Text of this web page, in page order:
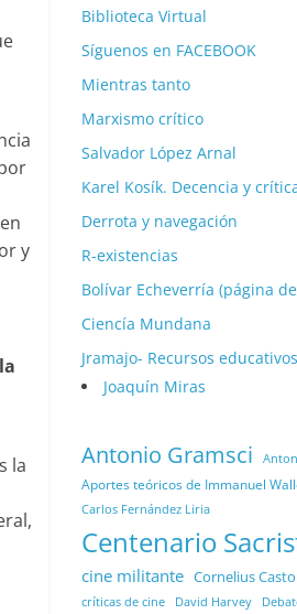
y
la
Biblioteca Virtual
Síguenos en FACEBOOK
Mientras tanto
Marxismo crítico
Salvador López Arnal
Karel Kosík. Decencia y
Derrota y navegación
R-existencias
Bolívar Echeverría (página
Ciencía Mundana
Jramajo- Recursos
Joaquín Miras
Antonio Gramsci
Aportes teóricos de Immanuel
Carlos Fernández Liria
Centenario
cine militante Cornelius
críticas de cine David Harvey